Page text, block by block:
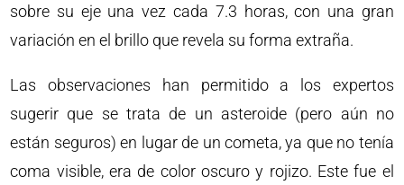
sobre su eje una vez cada 7.3 horas, con una gran
variación en el brillo que revela su forma extraña.
Las observaciones han permitido a los expertos
sugerir que se trata de un asteroide (pero aún no
están seguros) en lugar de un cometa, ya que no tenía
coma visible, era de color oscuro y rojizo. Este fue el